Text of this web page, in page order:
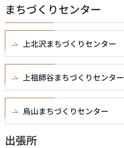
まちづくりセンター
上北沢まちづくりセンター
上祖師谷まちづくりセンター
烏山まちづくりセンター
出張所